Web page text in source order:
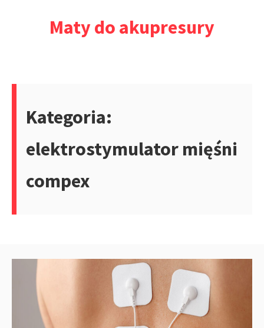
Maty do akupresury
Kategoria:
elektrostymulator mięśni
compex